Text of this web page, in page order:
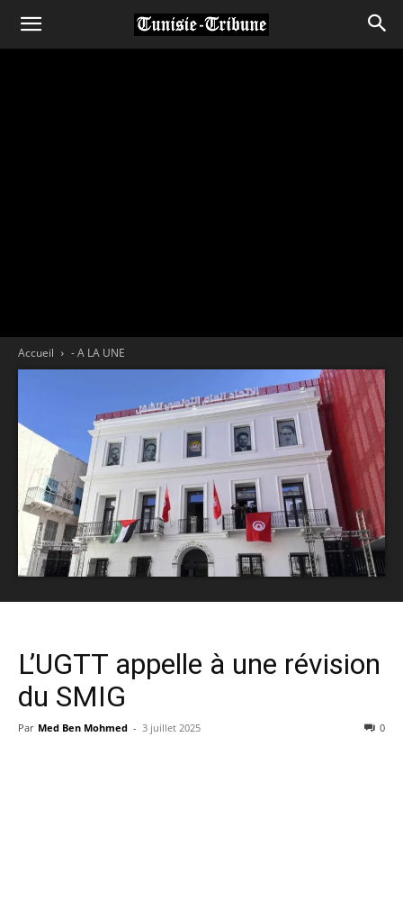
Accueil - A LA UNE
L’UGTT appelle à une révision
du SMIG
Par Med Ben Mohmed - 3 juillet 2025 0